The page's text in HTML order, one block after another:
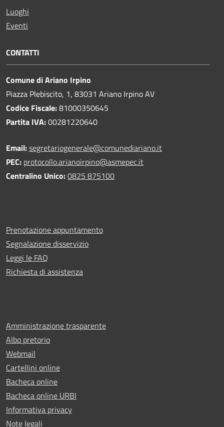
Luoghi
Eventi
CONTATTI
Comune di Ariano Irpino
Piazza Plebiscito, 1, 83031 Ariano Irpino AV
Codice Fiscale:81000350645
Partita IVA:00281220640
Email:segretariogenerale@comunediariano.it
PEC: protocollo.arianoirpino@asmepec.it
Centralino Unico:0825 875100
Prenotazione appuntamento
Segnalazione disservizio
Leggi le FAQ
Richiesta di assistenza
Amministrazione trasparente
Albo pretorio
Webmail
Cartellini online
Bacheca online
Bacheca online URBI
Informativa privacy
Note legali